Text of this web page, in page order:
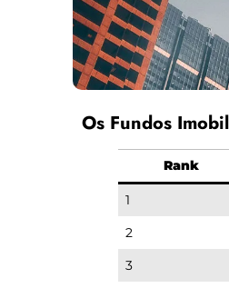
Os Fundos
Rank
1
2
3